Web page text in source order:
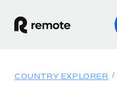
COUNTRY EXPLORER